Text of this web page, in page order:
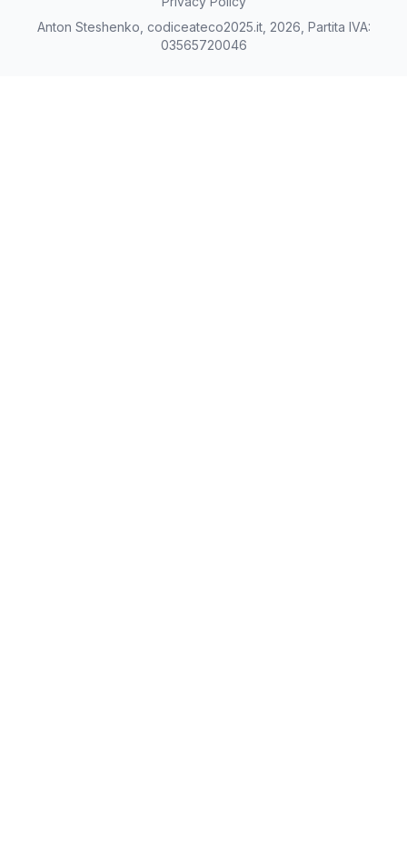
Anton Steshenko, codiceateco2025.it, 2026, Partita IVA:
03565720046